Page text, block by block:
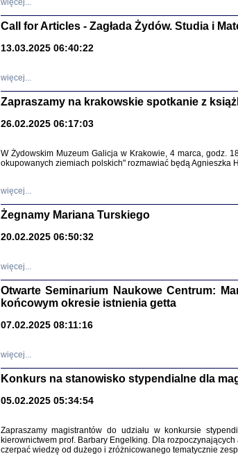
więcej...
Call for Articles - Zagłada Żydów. Studia i
13.03.2025 06:40:22
więcej...
Zapraszamy na krakowskie spotkanie z
26.02.2025 06:17:03
W Żydowskim Muzeum Galicja w Krakowie, 4 marca, godz.
okupowanych ziemiach polskich" rozmawiać będą Agnieszka
więcej...
Żegnamy Mariana Turskiego
20.02.2025 06:50:32
więcej...
Otwarte Seminarium Naukowe Centrum:
końcowym okresie istnienia getta
07.02.2025 08:11:16
więcej...
Konkurs na stanowisko stypendialne dla
05.02.2025 05:34:54
Zapraszamy magistrantów do udziału w konkursie
kierownictwem prof. Barbary Engelking. Dla
czerpać wiedzę od dużego i zróżnicowanego tematycznie